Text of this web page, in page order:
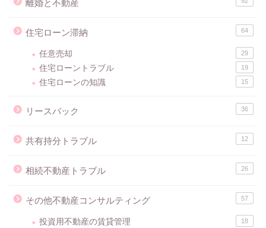
離婚と不動産
住宅ローン滞納 64
任意売却 29
住宅ローントラブル 19
住宅ローンの知識 15
リースバック 36
共有持分トラブル 12
相続不動産トラブル 26
その他不動産コンサルティング 57
投資用不動産の賃貸管理 18